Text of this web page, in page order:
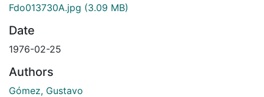
Fdo013730A.jpg (3.09 MB)
Date
1976-02-25
Authors
Gómez, Gustavo